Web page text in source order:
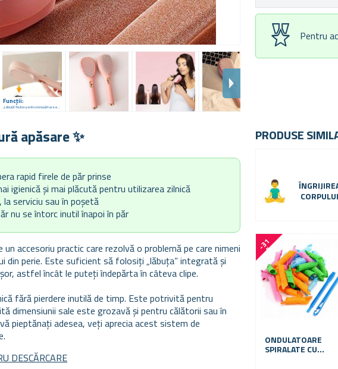
Funcții:
„Lăbuță”/buton pentru îndepărtarea părului de pe perie
Pentru
apăsare ✨
rapid firele de păr prinse
igienică și mai plăcută pentru utilizarea zilnică
serviciu sau în poșetă
nu se întorc inutil înapoi în păr
accesoriu practic care rezolvă o problemă pe care nimeni
din perie. Este suficient să folosiți „lăbuța” integrată și
astfel încât le puteți îndepărta în câteva clipe.
fără pierdere inutilă de timp. Este potrivită pentru
dimensiunii sale este grozavă și pentru călătorii sau în
pieptănați adesea, veți aprecia acest sistem de
DESCĂRCARE
PRODUSE
CORPULUI
-
3
1
%
ONDULATOARE
SPIRALATE CU